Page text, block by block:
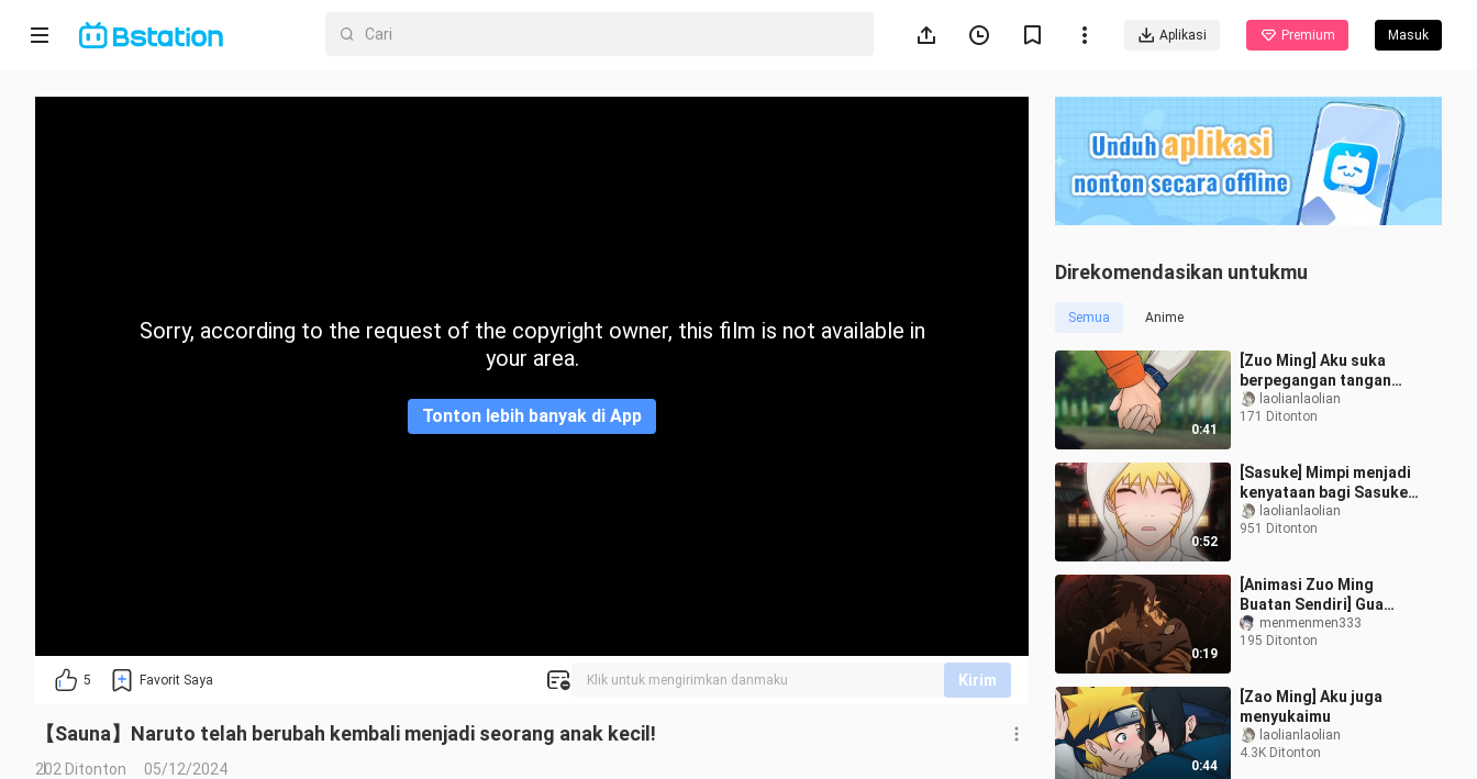
Aplikasi Premium Masuk
Halaman
KategoriSorry, according to the request of the copyright owner, this film is not available in
your area.
Tonton lebih banyak di App
5 Favorit Saya Kirim
【Sauna】Naruto telah berubah kembali menjadi seorang anak kecil!
202 Ditonton
05/12/2024
Direkomendasikan untukmu
Semua Anime
0:41
[Zuo Ming] Aku suka
berpegangan tangan
denganmu.
laolianlaolian
171 Ditonton
0:52
[Sasuke] Mimpi menjadi
kenyataan bagi Sasuke
dan Naruto untuk
menikah.
laolianlaolian
951 Ditonton
0:19
[Animasi Zuo Ming
Buatan Sendiri] Gua
Ular/potong adegan
lukisan menjadi film
menmenmen333
195 Ditonton
0:44
[Zao Ming] Aku juga
menyukaimu
laolianlaolian
4.3K Ditonton